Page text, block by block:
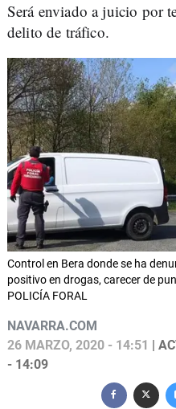
Será enviado a juicio por
delito de tráfico.
Control en Bera donde se ha
positivo en drogas, carecer de
POLICÍA FORAL
NAVARRA.COM
26 MARZO, 2020 - 14:51
|
- 14:09